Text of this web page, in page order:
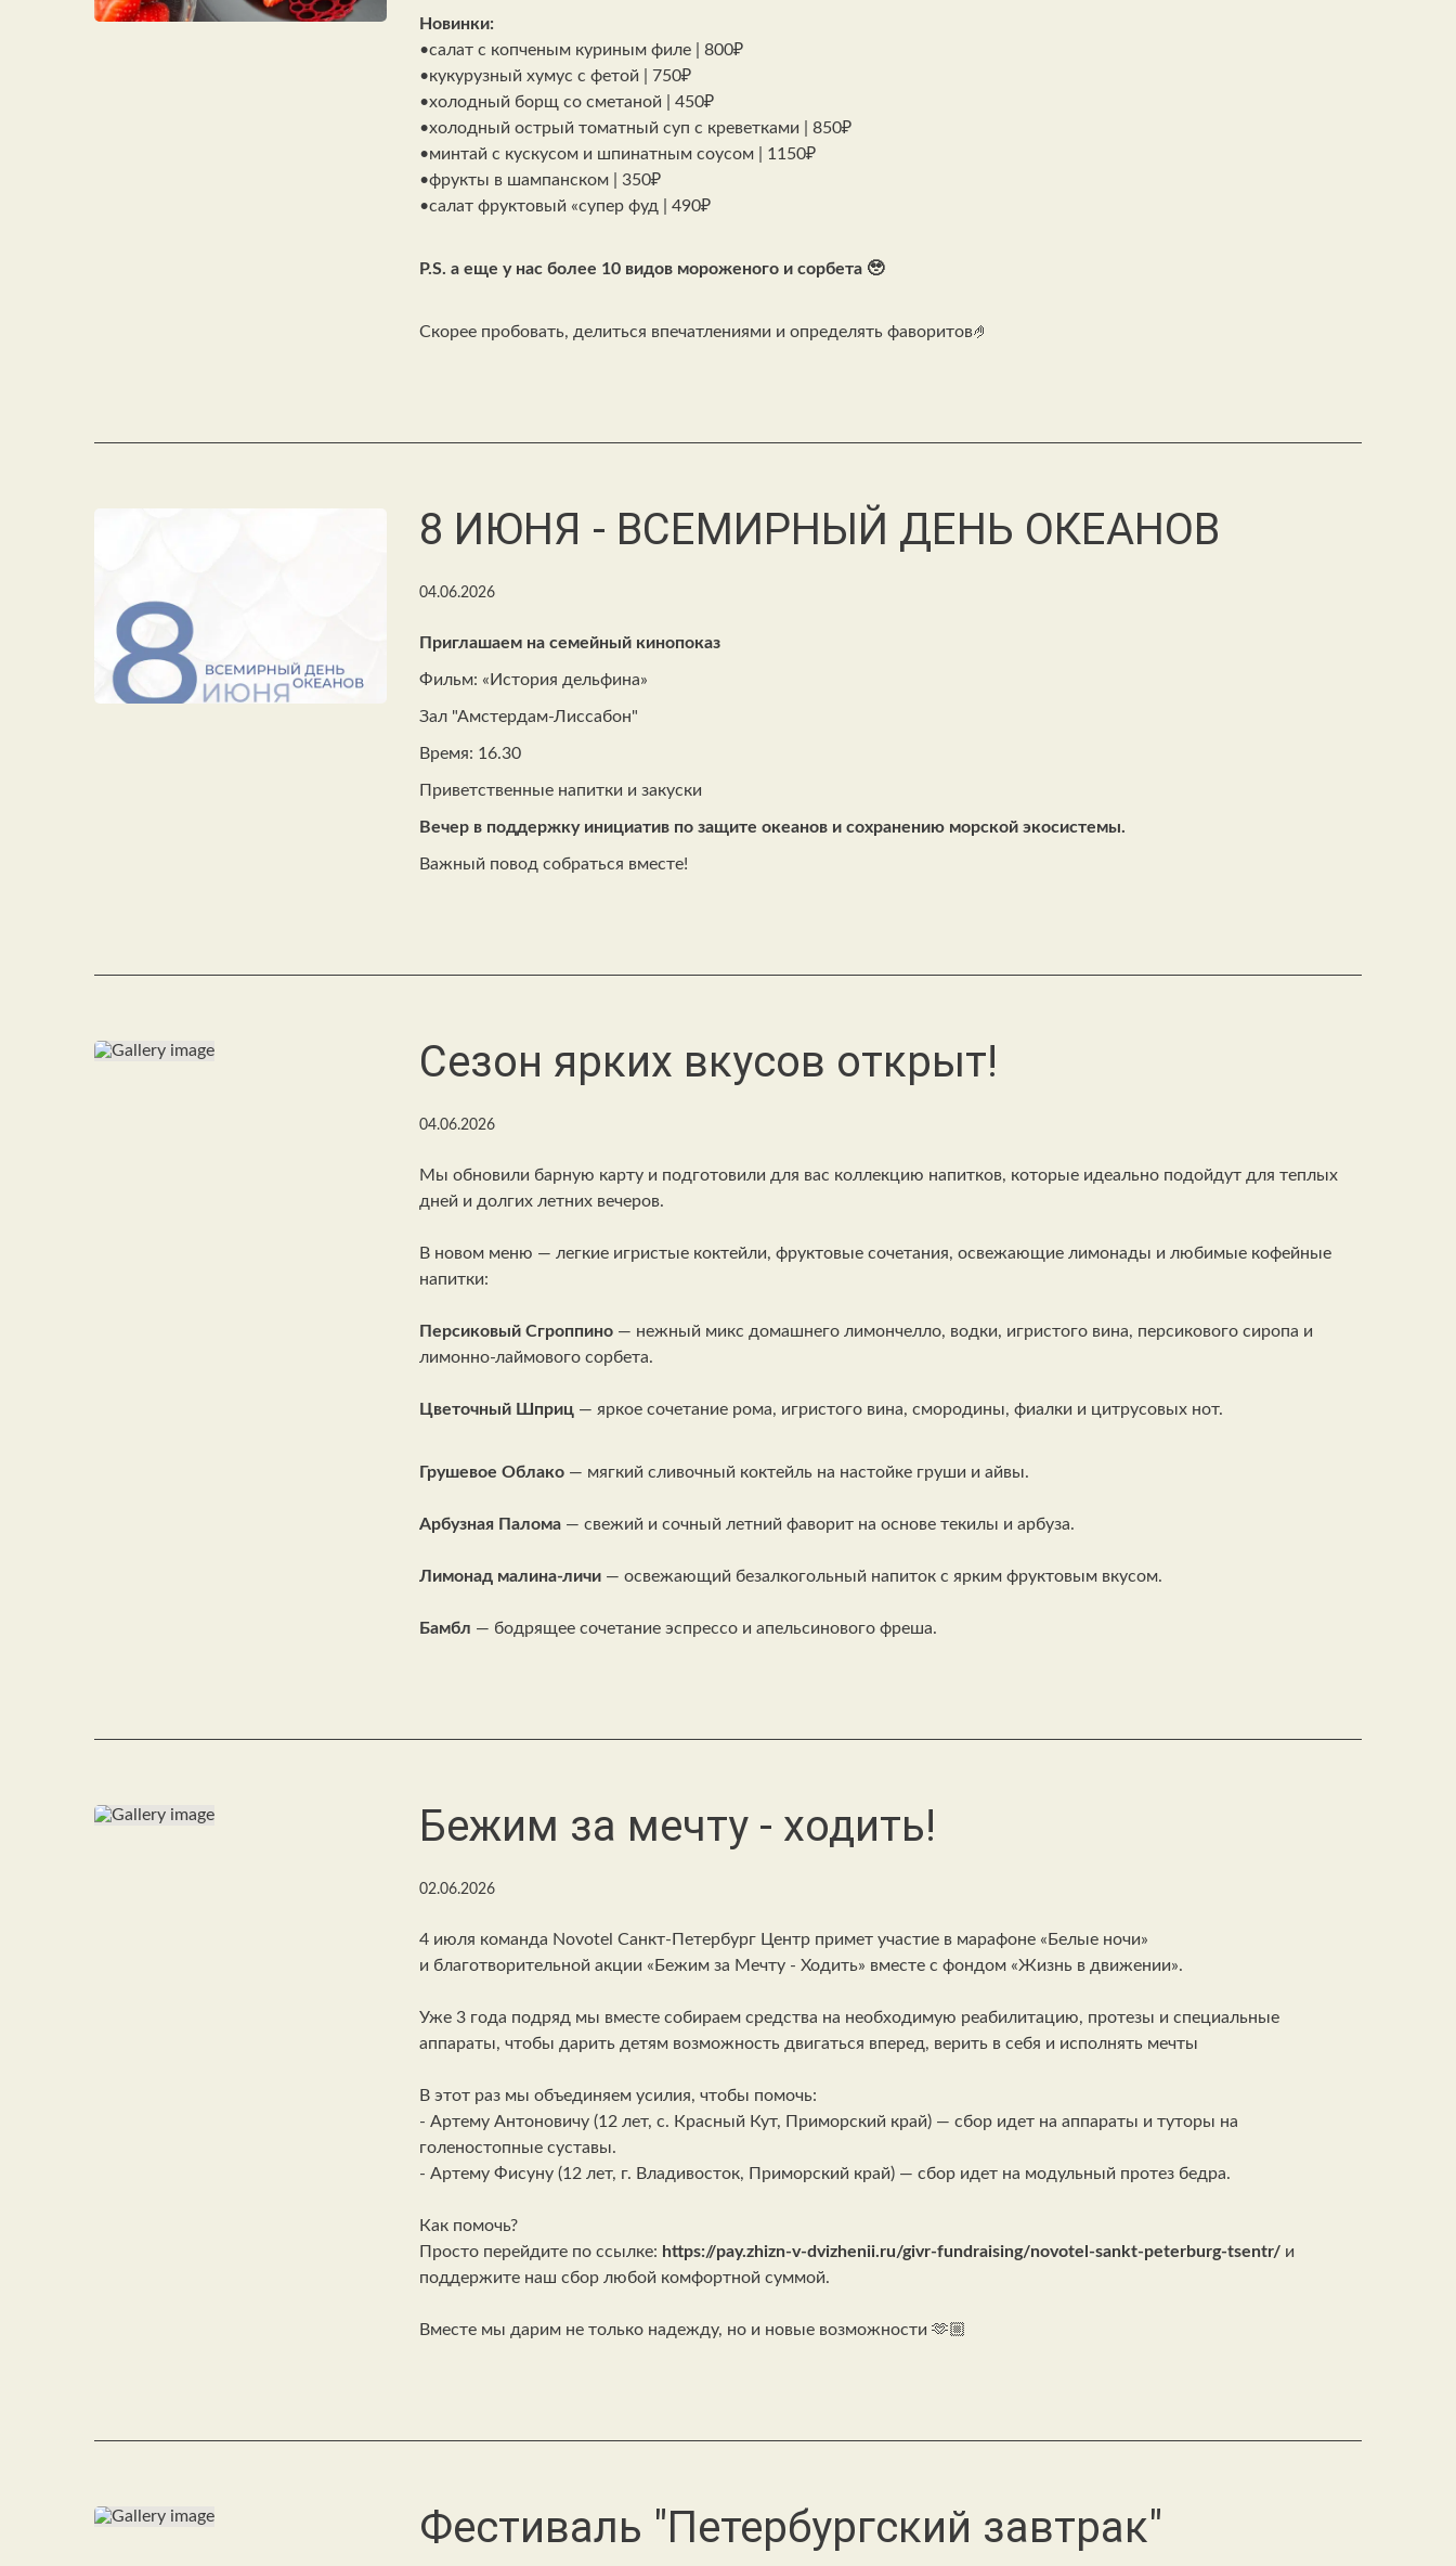
Новинки:
•салат с копченым куриным филе | 800₽
•кукурузный хумус с фетой | 750₽
•холодный борщ со сметаной | 450₽
•холодный острый томатный суп с креветками | 850₽
•минтай с кускусом и шпинатным соусом | 1150₽
•фрукты в шампанском | 350₽
•салат фруктовый «супер фуд | 490₽
P.S. а еще у нас более 10 видов мороженого и сорбета 🥹
Скорее пробовать, делиться впечатлениями и определять фаворитов🤌
8 ИЮНЯ - ВСЕМИРНЫЙ ДЕНЬ ОКЕАНОВ
04.06.2026
Приглашаем на семейный кинопоказ
Фильм: «История дельфина»
Зал "Амстердам-Лиссабон"
Время: 16.30
Приветственные напитки и закуски
Вечер в поддержку инициатив по защите океанов и сохранению морской экосистемы.
Важный повод собраться вместе!
Сезон ярких вкусов открыт!
04.06.2026
Мы обновили барную карту и подготовили для вас коллекцию напитков, которые идеально подойдут для теплых
дней и долгих летних вечеров.
В новом меню — легкие игристые коктейли, фруктовые сочетания, освежающие лимонады и любимые кофейные
напитки:
Персиковый Сгроппино — нежный микс домашнего лимончелло, водки, игристого вина, персикового сиропа и
лимонно-лаймового сорбета.
Цветочный Шприц — яркое сочетание рома, игристого вина, смородины, фиалки и цитрусовых нот.
Грушевое Облако — мягкий сливочный коктейль на настойке груши и айвы.
Арбузная Палома — свежий и сочный летний фаворит на основе текилы и арбуза.
Лимонад малина-личи — освежающий безалкогольный напиток с ярким фруктовым вкусом.
Бамбл — бодрящее сочетание эспрессо и апельсинового фреша.
Бежим за мечту - ходить!
02.06.2026
4 июля команда Novotel Санкт-Петербург Центр примет участие в марафоне «Белые ночи»
и благотворительной акции «Бежим за Мечту - Ходить» вместе с фондом «Жизнь в движении».
Уже 3 года подряд мы вместе собираем средства на необходимую реабилитацию, протезы и специальные
аппараты, чтобы дарить детям возможность двигаться вперед, верить в себя и исполнять мечты
В этот раз мы объединяем усилия, чтобы помочь:
- Артему Антоновичу (12 лет, с. Красный Кут, Приморский край) — сбор идет на аппараты и туторы на
голеностопные суставы.
- Артему Фисуну (12 лет, г. Владивосток, Приморский край) — сбор идет на модульный протез бедра.
Как помочь?
Просто перейдите по ссылке: https://pay.zhizn-v-dvizhenii.ru/givr-fundraising/novotel-sankt-peterburg-tsentr/ и
поддержите наш сбор любой комфортной суммой.
Вместе мы дарим не только надежду, но и новые возможности 🫶🏼
Фестиваль "Петербургский завтрак"